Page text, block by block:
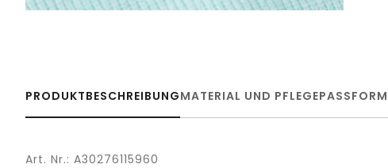
PRODUKTBESCHREIBUNGMATERIAL UND PFLEGEPASSFORM
Art. Nr.: A30276115960